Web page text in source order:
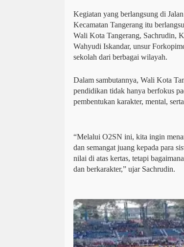
Kegiatan yang berlangsung di
Kecamatan Tangerang itu
Wali Kota Tangerang, Sachrudin,
Wahyudi Iskandar, unsur
sekolah dari berbagai wilayah.
Dalam sambutannya, Wali Kota
pendidikan tidak hanya berfokus
pembentukan karakter, mental,
“Melalui O2SN ini, kita ingin
dan semangat juang kepada para
nilai di atas kertas, tetapi
dan berkarakter,” ujar Sachrudin.